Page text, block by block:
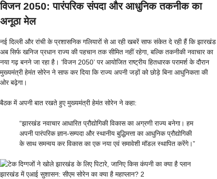
विजन 2050: पारंपरिक संपदा और आधुनिक तकनीक का
अनूठा मेल
नई दिल्ली और रांची के प्रशासनिक गलियारों से आ रही खबरें साफ संकेत दे रही हैं कि झारखंड
अब सिर्फ खनिज प्रधान राज्य की पहचान तक सीमित नहीं रहेगा, बल्कि तकनीकी नवाचार का
नया गढ़ बनने जा रहा है। ‘विजन 2050’ पर आयोजित राष्ट्रीय हितधारक परामर्श के दौरान
मुख्यमंत्री हेमंत सोरेन ने साफ कर दिया कि राज्य अपनी जड़ों को छोड़े बिना आधुनिकता की
ओर बढ़ेगा।
बैठक में अपनी बात रखते हुए मुख्यमंत्री हेमंत सोरेन ने कहा:
“झारखंड नवाचार आधारित प्रौद्योगिकी विकास का अग्रणी राज्य बनेगा। हम
अपनी पारंपरिक ज्ञान-सम्पदा और स्थानीय बुद्धिमत्ता का आधुनिक प्रौद्योगिकी
के साथ समन्वय कर विकास का एक नया एवं समावेशी मॉडल स्थापित करेंगे।”
झारखंड में एआई सुशासन: सीएम सोरेन का क्या है महाप्लान? 2